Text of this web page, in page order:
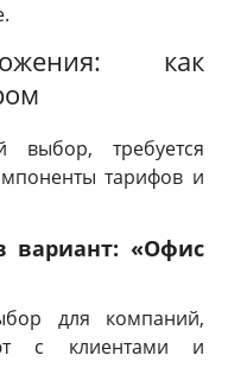
как
выбор, требуется
тарифов и
вариант: «Офис
для компаний,
с клиентами и